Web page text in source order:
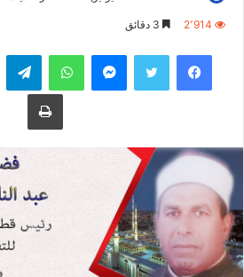
ع
ت
ت
ر
د
ا
ل
ك
ت
ر
2٬914
فيسبوك واتساب
طباعة